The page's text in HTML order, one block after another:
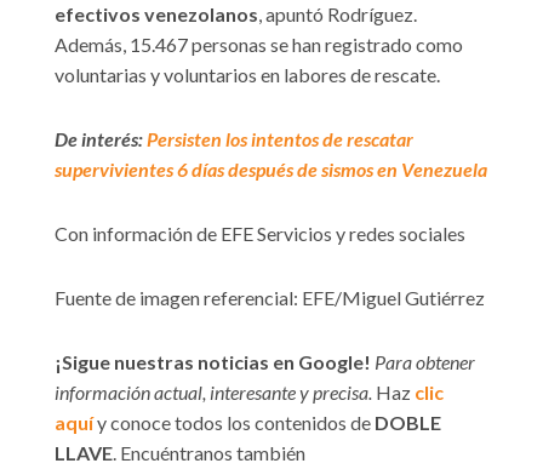
efectivos venezolanos , apuntó Rodríguez.
Además, 15.467 personas se han registrado como
voluntarias y voluntarios en labores de rescate.
De interés: Persisten los intentos de rescatar
supervivientes 6 días después de sismos en Venezuela
Con información de EFE Servicios y redes sociales
Fuente de imagen referencial: EFE/Miguel Gutiérrez
¡Sigue nuestras noticias en Google! Para obtener
información actual, interesante y precisa. Haz clic
aquíy conoce todos los contenidos de DOBLE
LLAVE . Encuéntranos también